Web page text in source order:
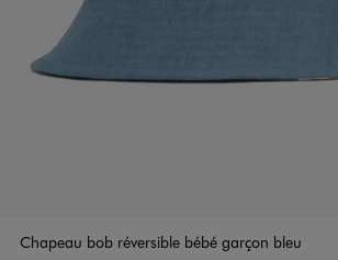
Chapeau bob réversible bébé garçon bleu